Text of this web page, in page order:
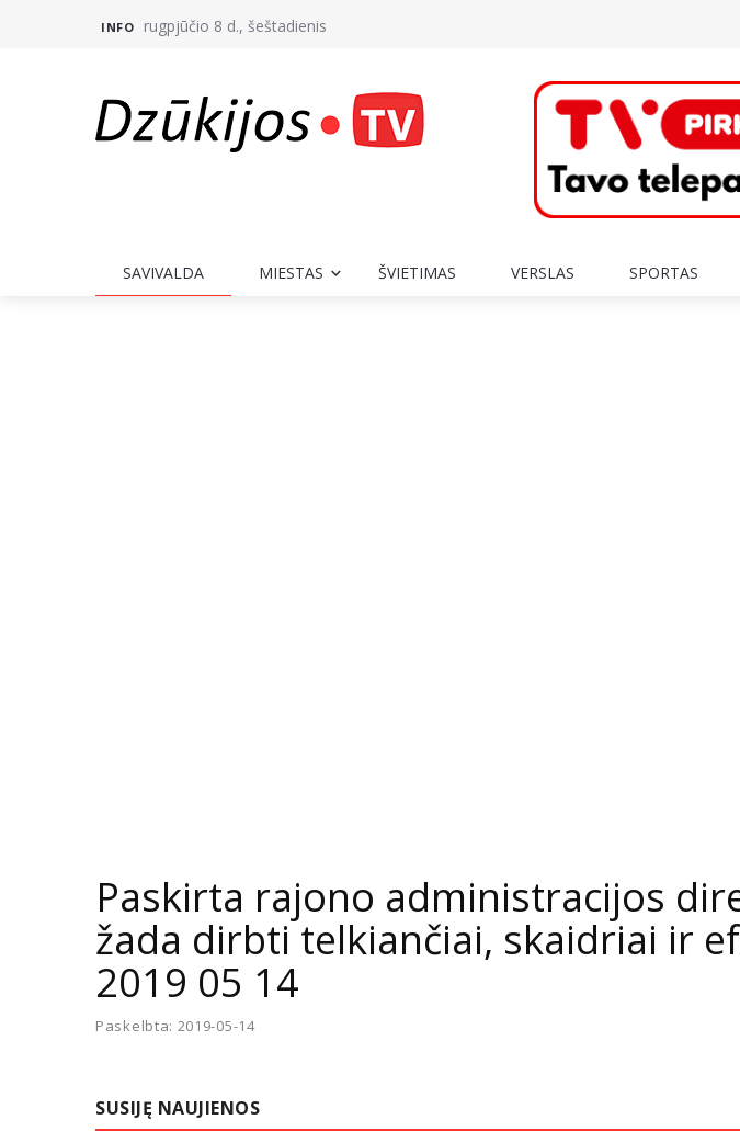
INFO rugpjūčio 8 d., šeštadienis
SAVIVALDA MIESTAS ŠVIETIMAS VERSLAS SPORTAS
Paskirta rajono administracijos
žada dirbti telkiančiai, skaidriai ir
2019 05 14
Paskelbta: 2019-05-14
SUSIJĘ NAUJIENOS